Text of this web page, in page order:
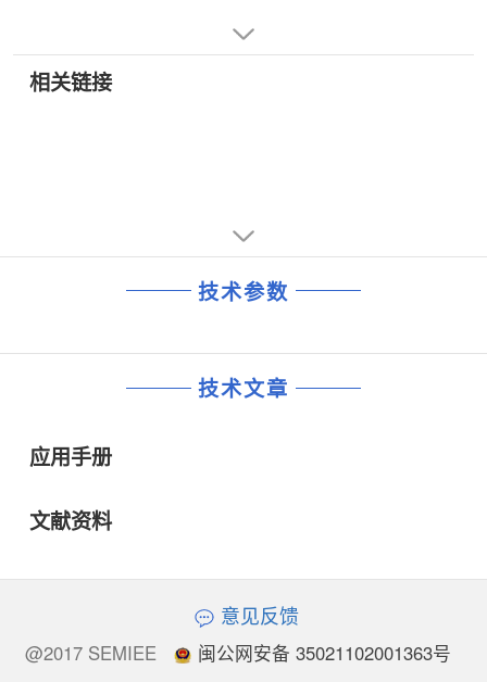
相关链接
技术参数
技术文章
应用手册
文献资料
意见反馈
@2017 SEMIEE
闽公网安备 35021102001363号